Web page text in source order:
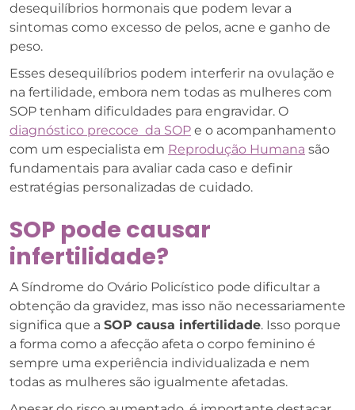
desequilíbrios hormonais que podem levar a
sintomas como excesso de pelos, acne e ganho de
peso.
Esses desequilíbrios podem interferir na ovulação e
na fertilidade, embora nem todas as mulheres com
SOP tenham dificuldades para engravidar. O
diagnóstico precoce da SOP e o acompanhamento
com um especialista em Reprodução Humana são
fundamentais para avaliar cada caso e definir
estratégias personalizadas de cuidado.
SOP pode causar
infertilidade?
A Síndrome do Ovário Policístico pode dificultar a
obtenção da gravidez, mas isso não necessariamente
significa que a SOP causa infertilidade. Isso porque
a forma como a afecção afeta o corpo feminino é
sempre uma experiência individualizada e nem
todas as mulheres são igualmente afetadas.